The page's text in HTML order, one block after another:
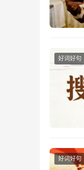
好词好句
好词好句